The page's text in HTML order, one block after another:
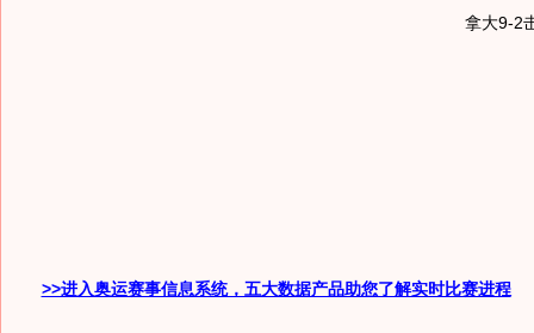
拿大9-2
>>进入奥运赛事信息系统，五大数据产品助您了解实时比赛进程